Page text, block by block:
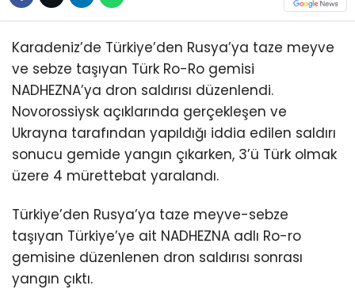
Karadeniz’de Türkiye’den Rusya’ya taze meyve
ve sebze taşıyan Türk Ro-Ro gemisi
NADHEZNA’ya dron saldırısı düzenlendi.
Novorossiysk açıklarında gerçekleşen ve
Ukrayna tarafından yapıldığı iddia edilen saldırı
sonucu gemide yangın çıkarken, 3’ü Türk olmak
üzere 4 mürettebat yaralandı.
Türkiye’den Rusya’ya taze meyve-sebze
taşıyan Türkiye’ye ait NADHEZNA adlı Ro-ro
gemisine düzenlenen dron saldırısı sonrası
yangın çıktı.